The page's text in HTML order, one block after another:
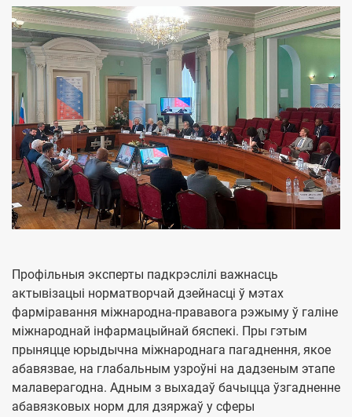
Профільныя эксперты падкрэслілі важнасць
актывізацыі норматворчай дзейнасці ў мэтах
фарміравання міжнародна-прававога рэжыму ў галіне
міжнароднай інфармацыйнай бяспекі. Пры гэтым
прыняцце юрыдычна міжнароднага пагаднення, якое
абавязвае, на глабальным узроўні на дадзеным этапе
малаверагодна. Адным з выхадаў бачыцца ўзгадненне
абавязковых норм для дзяржаў у сферы